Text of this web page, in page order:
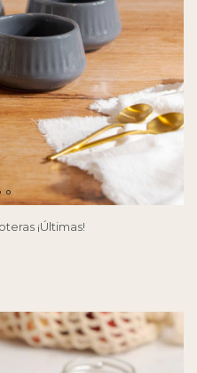
¡Últimas!